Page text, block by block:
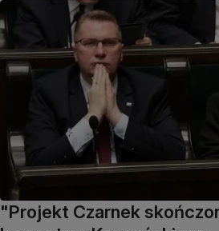
"Projekt Czarnek